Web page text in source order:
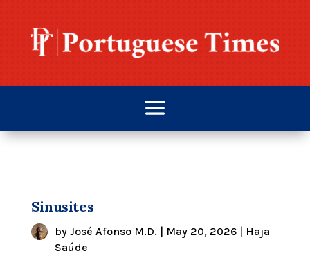
Sinusites
by José Afonso M.D. | May 20, 2026| Haja
Saúde